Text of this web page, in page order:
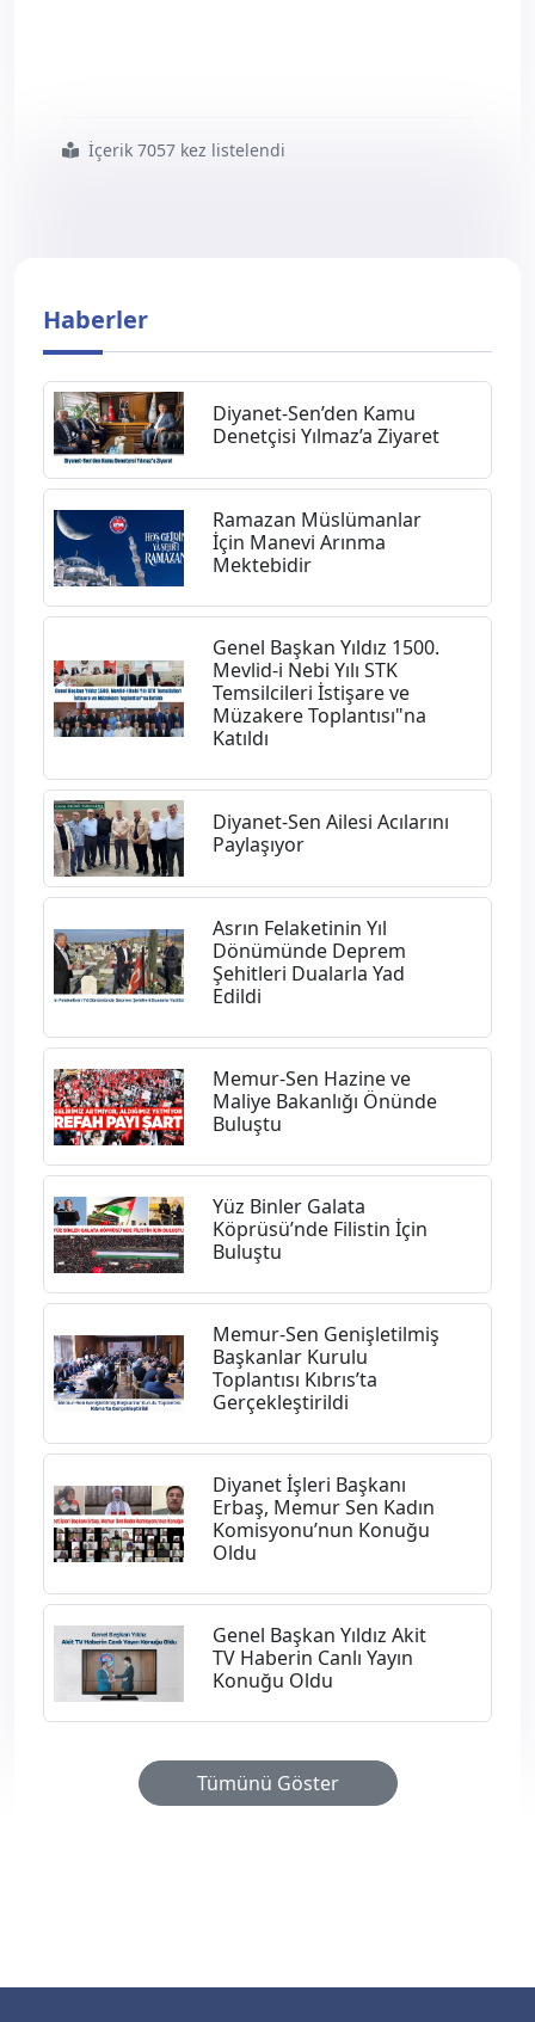
#diyanet sen
#47
#başkanlar
#kurulu
#sonuç
#bildirgesi
İçerik 7057 kez listelendi
Haberler
Diyanet-Sen’den Kamu
Denetçisi Yılmaz’a Ziyaret
Ramazan Müslümanlar
İçin Manevi Arınma
Mektebidir
Genel Başkan Yıldız 1500.
Mevlid-i Nebi Yılı STK
Temsilcileri İstişare ve
Müzakere Toplantısı"na
Katıldı
Diyanet-Sen Ailesi Acılarını
Paylaşıyor
Asrın Felaketinin Yıl
Dönümünde Deprem
Şehitleri Dualarla Yad
Edildi
Memur-Sen Hazine ve
Maliye Bakanlığı Önünde
Buluştu
Yüz Binler Galata
Köprüsü’nde Filistin İçin
Buluştu
Memur-Sen Genişletilmiş
Başkanlar Kurulu
Toplantısı Kıbrıs’ta
Gerçekleştirildi
Diyanet İşleri Başkanı
Erbaş, Memur Sen Kadın
Komisyonu’nun Konuğu
Oldu
Genel Başkan Yıldız Akit
TV Haberin Canlı Yayın
Konuğu Oldu
Tümünü Göster